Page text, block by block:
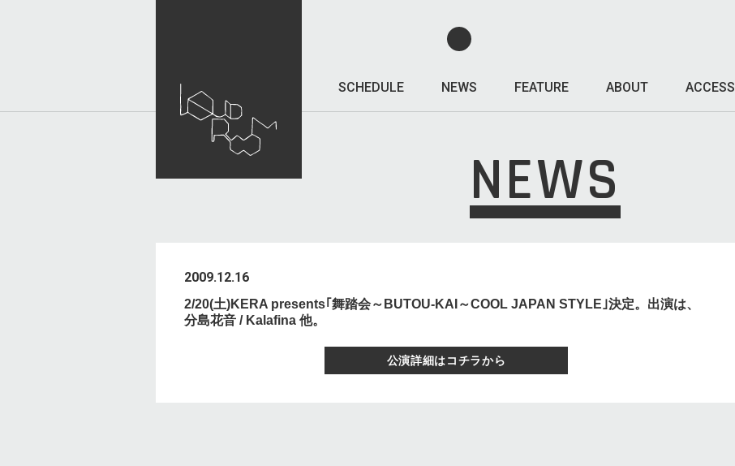
SCHEDULE NEWS FEATURE ABOUT ACCESS
NEWS
2009.12.16
2/20(土)KERA presents｢舞踏会～BUTOU-KAI～COOL JAPAN STYLE｣決定。出演は、
分島花音 / Kalafina 他。
公演詳細はコチラから